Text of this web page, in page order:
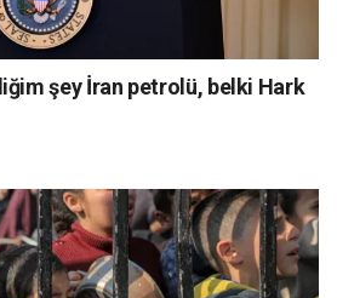
şey İran petrolü, belki Hark